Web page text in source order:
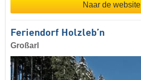
Naar de website
Feriendorf Holzleb’n
Großarl